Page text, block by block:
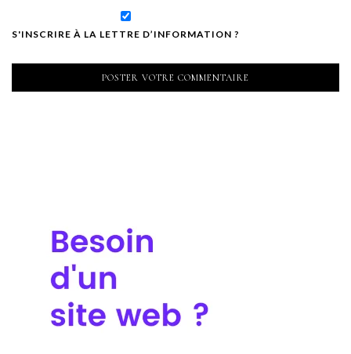
S'INSCRIRE À LA LETTRE D’INFORMATION ?